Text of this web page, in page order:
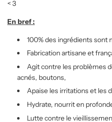
< 3
En bref :
100% des ingrédients sont
Fabrication artisane et
Agit contre les problèmes
acnés, boutons,
Apaise les irritations et les
Hydrate, nourrit en
Lutte contre le